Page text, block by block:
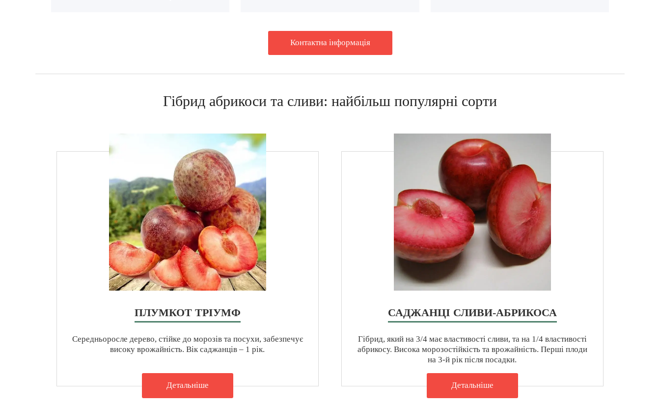
Контактна iнформацiя
Гібрид абрикоси та сливи: найбільш популярні сорти
ПЛУМКОТ ТРIУМФ
Середньоросле дерево, стійке до морозів та посухи, забезпечує
високу врожайність. Вік саджанців – 1 рік.
Детальнiше
САДЖАНЦІ СЛИВИ-АБРИКОСА
Гібрид, який на 3/4 має властивості сливи, та на 1/4 властивості
абрикосу. Висока морозостійкість та врожайність. Перші плоди
на 3-й рік після посадки.
Детальнiше